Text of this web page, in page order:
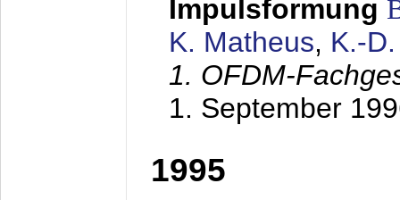
Impulsformung
K. Matheus, K.-
1. OFDM-
1. September
1995